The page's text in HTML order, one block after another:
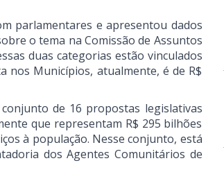
parlamentares e apresentou dados
o tema na Comissão de Assuntos
duas categorias estão vinculados
nos Municípios, atualmente, é de R$
de 16 propostas legislativas
que representam R$ 295 bilhões
à população. Nesse conjunto, está
dos Agentes Comunitários de